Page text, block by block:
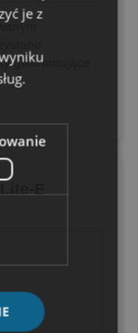
gwarantujące
E
je z